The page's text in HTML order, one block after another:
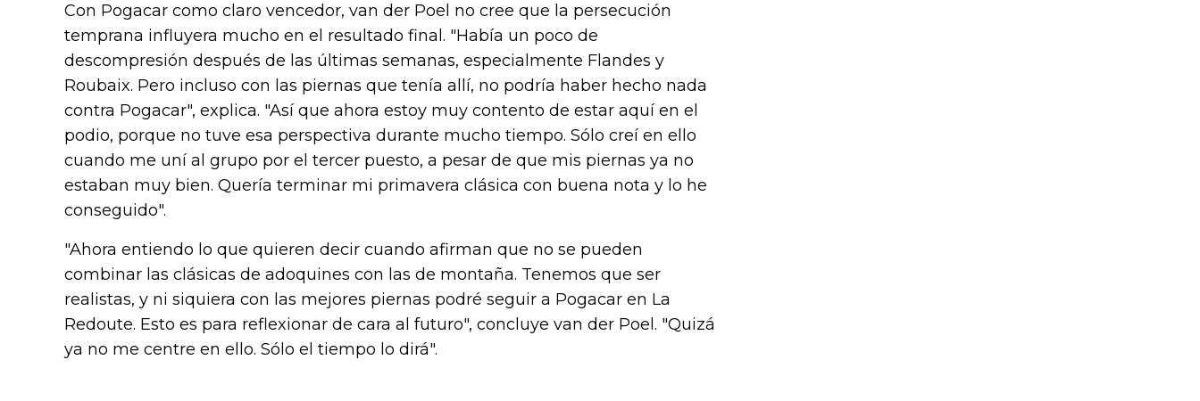
Con Pogacar como claro vencedor, van der Poel no cree que la persecución
temprana influyera mucho en el resultado final. "Había un poco de
descompresión después de las últimas semanas, especialmente Flandes y
Roubaix. Pero incluso con las piernas que tenía allí, no podría haber hecho nada
contra Pogacar", explica. "Así que ahora estoy muy contento de estar aquí en el
podio, porque no tuve esa perspectiva durante mucho tiempo. Sólo creí en ello
cuando me uní al grupo por el tercer puesto, a pesar de que mis piernas ya no
estaban muy bien. Quería terminar mi primavera clásica con buena nota y lo he
conseguido".
"Ahora entiendo lo que quieren decir cuando afirman que no se pueden
combinar las clásicas de adoquines con las de montaña. Tenemos que ser
realistas, y ni siquiera con las mejores piernas podré seguir a Pogacar en La
Redoute. Esto es para reflexionar de cara al futuro", concluye van der Poel. "Quizá
ya no me centre en ello. Sólo el tiempo lo dirá".